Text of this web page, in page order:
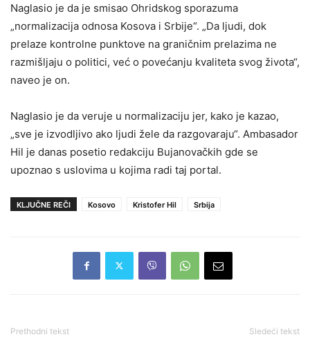
Naglasio je da je smisao Ohridskog sporazuma
„normalizacija odnosa Kosova i Srbije“. „Da ljudi, dok
prelaze kontrolne punktove na graničnim prelazima ne
razmišljaju o politici, već o povećanju kvaliteta svog života“,
naveo je on.
Naglasio je da veruje u normalizaciju jer, kako je kazao,
„sve je izvodljivo ako ljudi žele da razgovaraju“. Ambasador
Hil je danas posetio redakciju Bujanovačkih gde se
upoznao s uslovima u kojima radi taj portal.
KLJUČNE REČI Kosovo Kristofer Hil Srbija
Prethodni tekst Sledeći tekst